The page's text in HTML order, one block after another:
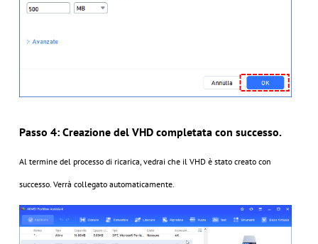
Passo 4: Creazione del VHD completata con successo.
Al termine del processo di ricarica, vedrai che il VHD è stato creato con
successo. Verrà collegato automaticamente.